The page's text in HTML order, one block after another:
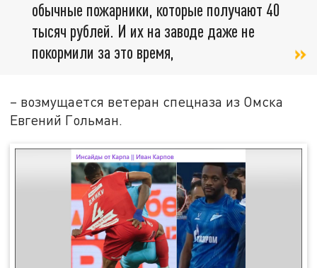
обычные пожарники, которые получают 40
тысяч рублей. И их на заводе даже не
покормили за это время,
– возмущается ветеран спецназа из Омска
Евгений Гольман.